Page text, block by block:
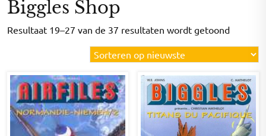
Biggles Shop
Resultaat 19–27 van de 37 resultaten wordt getoond
op